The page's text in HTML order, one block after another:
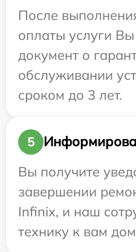
После
оплаты услуги
документ о
обслуживании
сроком до 3 лет.
5
Вы получите
завершении
Infinix, и наш
технику к вам